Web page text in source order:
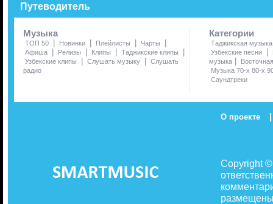
Путеводитель
Музыка
ТОП 50 | Новинки | Плейлисты | Чарты |
Афиша | Релизы | Клипы | Таджикские клипы |
Узбекские клипы | Слушать музыку | Слушать
радио
Категории
Таджикская музыка
Узбекские песни
|
музыка |
Музыка 70-х 80-х
Саундтреки
О проекте |
Copyright
размещены